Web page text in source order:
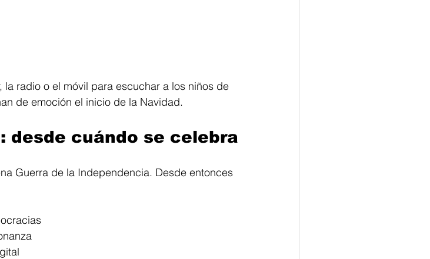
la radio o el móvil para escuchar a los niños de
de emoción el inicio de la Navidad.
desde cuándo se celebra
Guerra de la Independencia. Desde entonces